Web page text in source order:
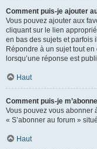
Comment puis-je ajouter
Vous pouvez ajouter aux
cliquant sur le lien
en bas des sujets et parfois
Répondre à un sujet tout
lorsqu’une réponse est
Haut
Comment puis-je
Vous pouvez vous abonner
« S’abonner au forum »
Haut